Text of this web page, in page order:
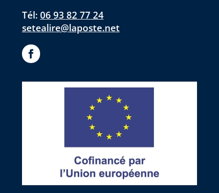
Tél: 06 93 82 77 24
setealire@laposte.net